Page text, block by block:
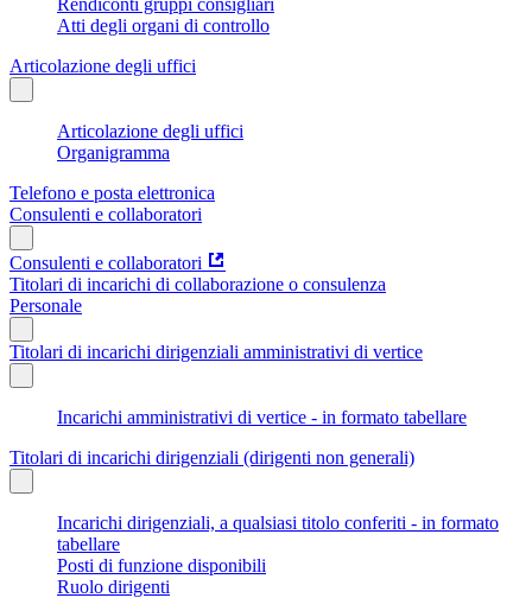
Atti degli organi di controllo
Articolazione degli uffici
Articolazione degli uffici
Organigramma
Telefono e posta elettronica
Consulenti e collaboratori
Consulenti e collaboratori
Titolari di incarichi di collaborazione o consulenza
Personale
Titolari di incarichi dirigenziali amministrativi di vertice
Incarichi amministrativi di vertice - in formato tabellare
Titolari di incarichi dirigenziali (dirigenti non generali)
Incarichi dirigenziali, a qualsiasi titolo conferiti - in formato
tabellare
Posti di funzione disponibili
Ruolo dirigenti